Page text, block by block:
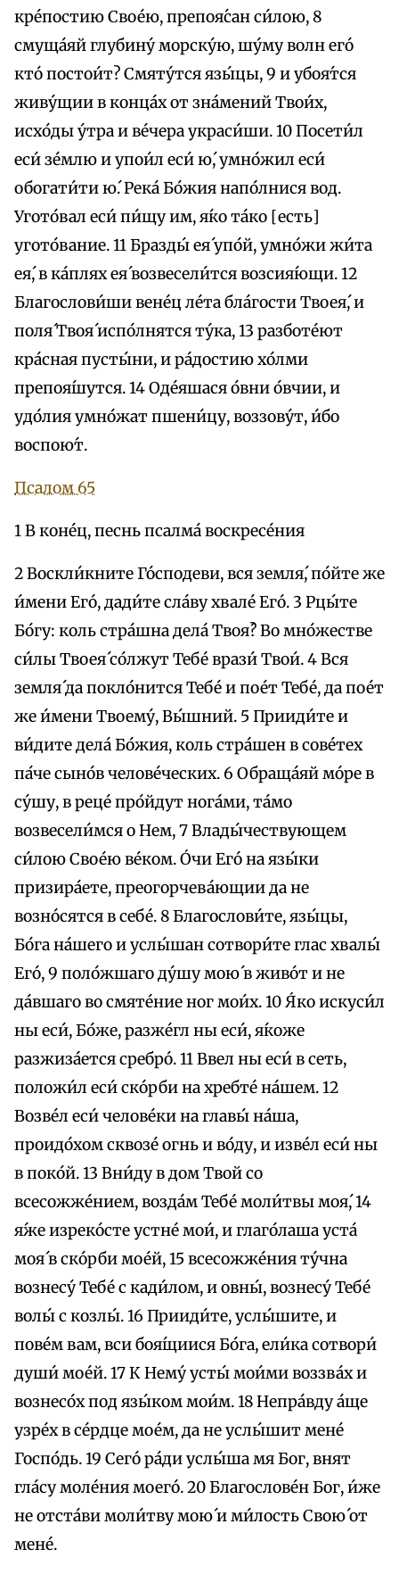
кре́постию Свое́ю, препоя́сан си́лою, 8
смуща́яй глубину́ морску́ю, шу́му волн eго́
кто́ постои́т? Смяту́тся язы́цы, 9 и убоя́тся
живу́щии в конца́х от зна́мений Твои́х,
исхо́ды у́тра и ве́чера украси́ши. 10 Посети́л
еси́ зе́млю и упои́л еси́ ю́, умно́жил еси́
обогати́ти ю́. Река́ Бо́жия напо́лнися вод.
Угото́вал еси́ пи́щу им, я́ко та́ко [есть]
угото́вание. 11 Бразды́ ея́ упо́й, умно́жи жи́та
ея́, в ка́плях ея́ возвесели́тся возсия́ющи. 12
Благослови́ши вене́ц ле́та бла́гости Твоея́, и
поля́ Твоя́ испо́лнятся ту́ка, 13 разботе́ют
кра́сная пусты́ни, и ра́достию хо́лми
препоя́шутся. 14 Оде́яшася о́вни о́вчии, и
удо́лия умно́жат пшени́цу, воззову́т, и́бо
воспою́т.
Псалом 65
1 В коне́ц, песнь псалма́ воскресе́ния
2 Воскли́кните Го́сподеви, вся земля́, по́йте же
и́мени Его́, дади́те сла́ву хвале́ Его́. 3 Рцы́те
Бо́гу: коль стра́шна дела́ Твоя́? Во мно́жестве
си́лы Твоея́ со́лжут Тебе́ врази́ Твои́. 4 Вся
земля́ да покло́нится Тебе́ и пое́т Тебе́, да пое́т
же и́мени Твоему́, Вы́шний. 5 Прииди́те и
ви́дите дела́ Бо́жия, коль стра́шен в сове́тех
па́че сыно́в челове́ческих. 6 Обраща́яй мо́ре в
су́шу, в реце́ про́йдут нога́ми, та́мо
возвесели́мся о Нем, 7 Влады́чествующем
си́лою Свое́ю ве́ком. О́чи Его́ на язы́ки
призира́ете, преогорчева́ющии да не
возно́сятся в себе́. 8 Благослови́те, язы́цы,
Бо́га на́шего и услы́шан сотвори́те глас хвалы́
Его́, 9 поло́жшаго ду́шу мою́ в живо́т и не
да́вшаго во смяте́ние ног мои́х. 10 Я́ко искуси́л
ны еси́, Бо́же, разже́гл ны еси́, я́коже
разжиза́ется сребро́. 11 Ввел ны еси́ в сеть,
положи́л еси́ ско́рби на хребте́ на́шем. 12
Возве́л еси́ челове́ки на главы́ на́ша,
проидо́хом сквозе́ огнь и во́ду, и изве́л еси́ ны
в поко́й. 13 Вни́ду в дом Твой со
всесожже́нием, возда́м Тебе́ моли́твы моя́, 14
я́же изреко́сте устне́ мои́, и глаго́лаша уста́
моя́ в ско́рби мое́й, 15 всесожже́ния ту́чна
вознесу́ Тебе́ с кади́лом, и овны́, вознесу́ Тебе́
волы́ с козлы́. 16 Прииди́те, услы́шите, и
пове́м вам, вси боя́щиися Бо́га, ели́ка сотвори́
души́ мое́й. 17 К Нему́ усты́ мои́ми воззва́х и
вознесо́х под язы́ком мои́м. 18 Непра́вду а́ще
узре́х в се́рдце мое́м, да не услы́шит мене́
Госпо́дь. 19 Сего́ ра́ди услы́ша мя Бог, внят
гла́су моле́ния моего́. 20 Благослове́н Бог, и́же
не отста́ви моли́тву мою́ и ми́лость Свою́ от
мене́.